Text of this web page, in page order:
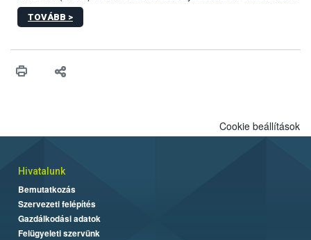
sérülés, illetve ennek veszélye keletkezésekor felmerülő
hatósági feladatokat, valamint a veszélyes eb tartását és annak
vonni az ebek viselkedésének megítélésében jártas szakértőt.
TOVÁBB >
Cookie beállítások
Hivatalunk
Bemutatkozás
Szervezeti felépítés
Gazdálkodási adatok
Felügyeleti szervünk